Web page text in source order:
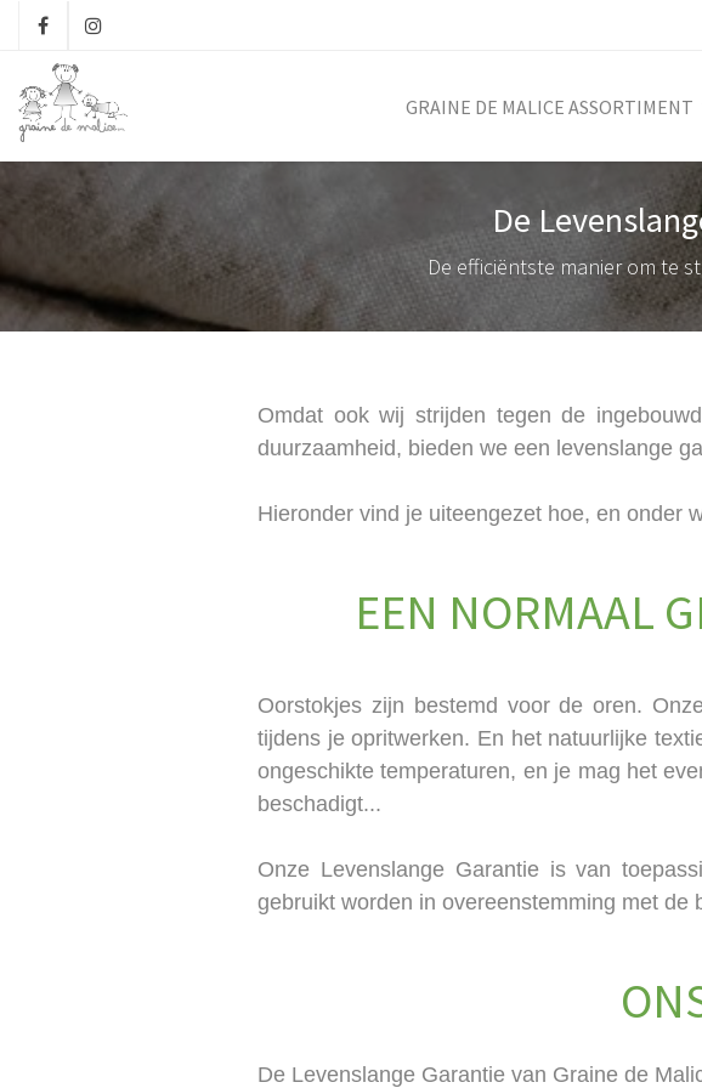
GRAINE DE MALICE ASSORTIMENT
De
De efficiëntste manier om te
Omdat ook wij strijden tegen de
duurzaamheid, bieden we een levenslange
Hieronder vind je uiteengezet hoe, en onder
EEN NORMAAL
Oorstokjes zijn bestemd voor de oren.
tijdens je opritwerken. En het natuurlijke
ongeschikte temperaturen, en je mag het
beschadigt...
Onze Levenslange Garantie is van
gebruikt worden in overeenstemming met
De Levenslange Garantie van Graine de